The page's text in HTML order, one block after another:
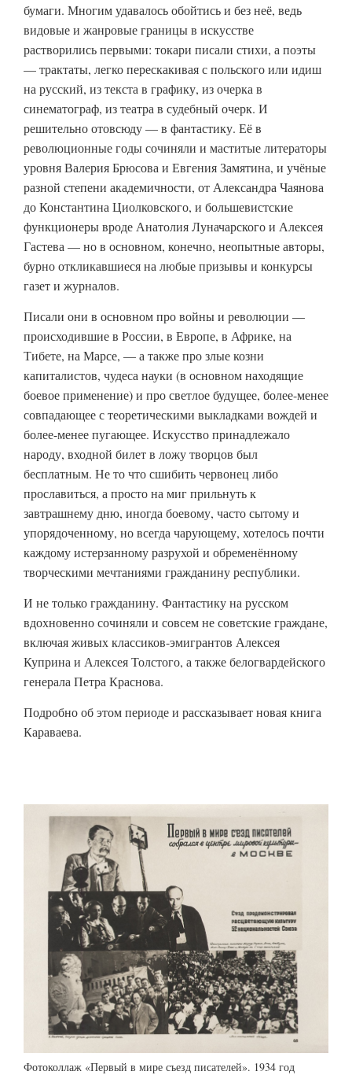
бумаги. Многим удавалось обойтись и без неё, ведь
видовые и жанровые границы в искусстве
растворились первыми: токари писали стихи, а поэты
— трактаты, легко перескакивая с польского или идиш
на русский, из текста в графику, из очерка в
синематограф, из театра в судебный очерк. И
решительно отовсюду — в фантастику. Её в
революционные годы сочиняли и маститые литераторы
уровня Валерия Брюсова и Евгения Замятина, и учёные
разной степени академичности, от Александра Чаянова
до Константина Циолковского, и большевистские
функционеры вроде Анатолия Луначарского и Алексея
Гастева — но в основном, конечно, неопытные авторы,
бурно откликавшиеся на любые призывы и конкурсы
газет и журналов.
Писали они в основном про войны и революции —
происходившие в России, в Европе, в Африке, на
Тибете, на Марсе, — а также про злые козни
капиталистов, чудеса науки (в основном находящие
боевое применение) и про светлое будущее, более-менее
совпадающее с теоретическими выкладками вождей и
более-менее пугающее. Искусство принадлежало
народу, входной билет в ложу творцов был
бесплатным. Не то что сшибить червонец либо
прославиться, а просто на миг прильнуть к
завтрашнему дню, иногда боевому, часто сытому и
упорядоченному, но всегда чарующему, хотелось почти
каждому истерзанному разрухой и обременённому
творческими мечтаниями гражданину республики.
И не только гражданину. Фантастику на русском
вдохновенно сочиняли и совсем не советские граждане,
включая живых классиков-эмигрантов Алексея
Куприна и Алексея Толстого, а также белогвардейского
генерала Петра Краснова.
Подробно об этом периоде и рассказывает новая книга
Караваева.
Фотоколлаж «Первый в мире съезд писателей». 1934 год